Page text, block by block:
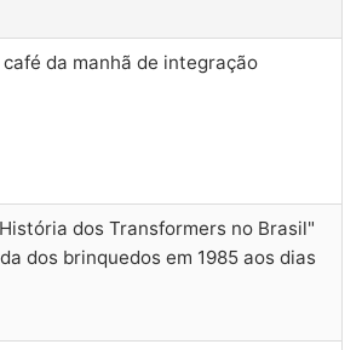
café da manhã de integração
dos Transformers no Brasil"
dos brinquedos em 1985 aos dias